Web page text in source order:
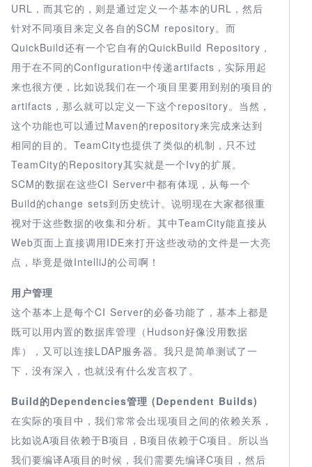
URL，而其它的，则是通过定义一个基本的URL，然后
针对不同项目来定义各自的SCM repository。而
QuickBuild还有一个它自有的QuickBuild Repository，
用于在不同的Configuration中传递artifacts，实际用起
来也很方便，比如说我们在一个项目里要用到别的项目的
artifacts，那么就可以定义一下这个repository。当然，
这个功能也可以通过Maven的repository来完成来达到
相同的目的。TeamCity也提供了类似的机制，只不过
TeamCity的Repository其实就是一个Ivy的扩展。
SCM的数据在这些CI Server中都有体现，从每一个
Build的change sets到历史统计。说明现在大家都很重
视对于这些数据的收集和分析。其中TeamCity能直接从
Web页面上直接调用IDE来打开这些改动的文件是一大亮
点，毕竟是做IntelliJ的公司啊！
用户管理
这个基本上是每个CI Server的必备功能了，基本上都是
既可以用内置的数据库管理（Hudson好像没用数据
库），又可以连接LDAP服务器。我只是简单测试了一
下，没有深入，也就没有什么发言权了。
Build的Dependencies管理 (Dependent Builds)
在实际的项目中，我们常常会出现项目之间的依赖关系，
比如说A项目依赖于B项目，B项目依赖于C项目。所以当
我们要编译A项目的时候，我们需要先编译C项目，然后